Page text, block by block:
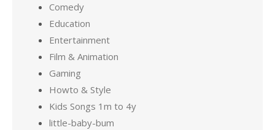
Comedy
Education
Entertainment
Film & Animation
Gaming
Howto & Style
Kids Songs 1m to 4y
little-baby-bum